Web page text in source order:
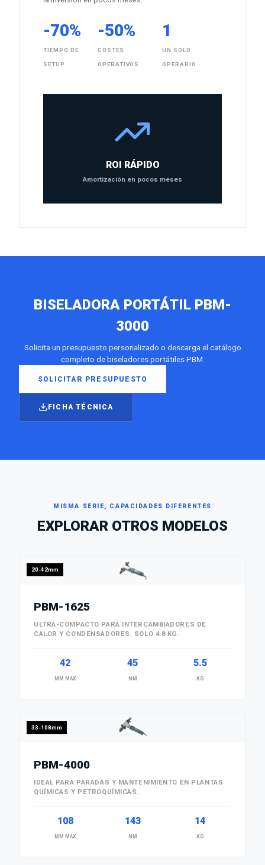
-70%
TIEMPO DE
SETUP
-50%
COSTES
OPERATIVOS
1
UN SOLO
OPERARIO
ROI RÁPIDO
Amortización en pocos meses
BISELADORA PORTÁTIL PBM-
3000
Solicita un presupuesto personalizado o descarga el catálogo
completo de biseladores portátiles PBM.
SOLICITAR PRESUPUESTO
FICHA TÉCNICA
MISMA SERIE, CAPACIDADES DIFERENTES
EXPLORAR OTROS MODELOS
20-42mm
PBM-1625
ULTRA-COMPACTO PARA INTERCAMBIADORES DE
CALOR Y CONDENSADORES. SOLO 4.8 KG.
42
MM MAX
45
NM
5.5
KG
33-108mm
PBM-4000
IDEAL PARA PARADAS Y MANTENIMIENTO EN PLANTAS
QUÍMICAS Y PETROQUÍMICAS.
108
MM MAX
143
NM
14
KG